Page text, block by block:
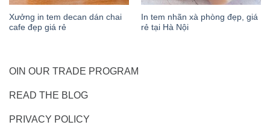
Xưởng in tem decan dán chai
cafe đẹp giá rẻ
In tem nhãn xà phòng đẹp, giá
rẻ tại Hà Nội
OIN OUR TRADE PROGRAM
READ THE BLOG
PRIVACY POLICY